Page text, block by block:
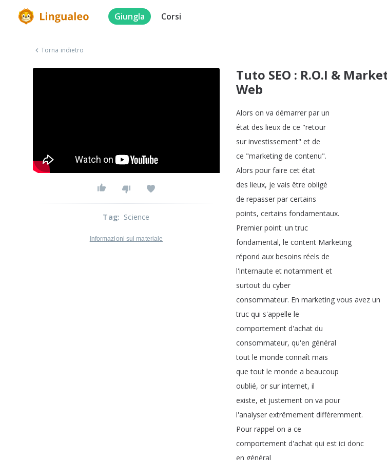
Giungla Corsi
Torna indietro
Tuto SEO : R.O.I &
Web
Alors on va démarrer par un
état des lieux de ce "retour
sur investissement" et de
ce "marketing de contenu".
Alors pour faire cet état
des lieux, je vais être obligé
de repasser par certains
points, certains fondamentaux.
Premier point: un truc
fondamental, le content Marketing
répond aux besoins réels de
l'internaute et notamment et
surtout du cyber
consommateur. En marketing vous avez un
truc qui s'appelle le
comportement d'achat du
consommateur, qu'en général
tout le monde connaît mais
que tout le monde a beaucoup
oublié, or sur internet, il
existe, et justement on va pour
l'analyser extrêmement différemment.
Pour rappel on a ce
comportement d'achat qui est ici donc
en général
Tag: Science
Informazioni sul materiale